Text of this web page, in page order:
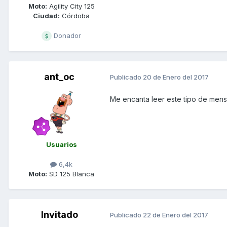
Moto: Agility City 125
Ciudad: Córdoba
Donador
ant_oc
Usuarios
6,4k
Moto: SD 125 Blanca
Publicado 20 de Enero del 2017
Me encanta leer este tipo de
Invitado Publicado 22 de Enero del 2017